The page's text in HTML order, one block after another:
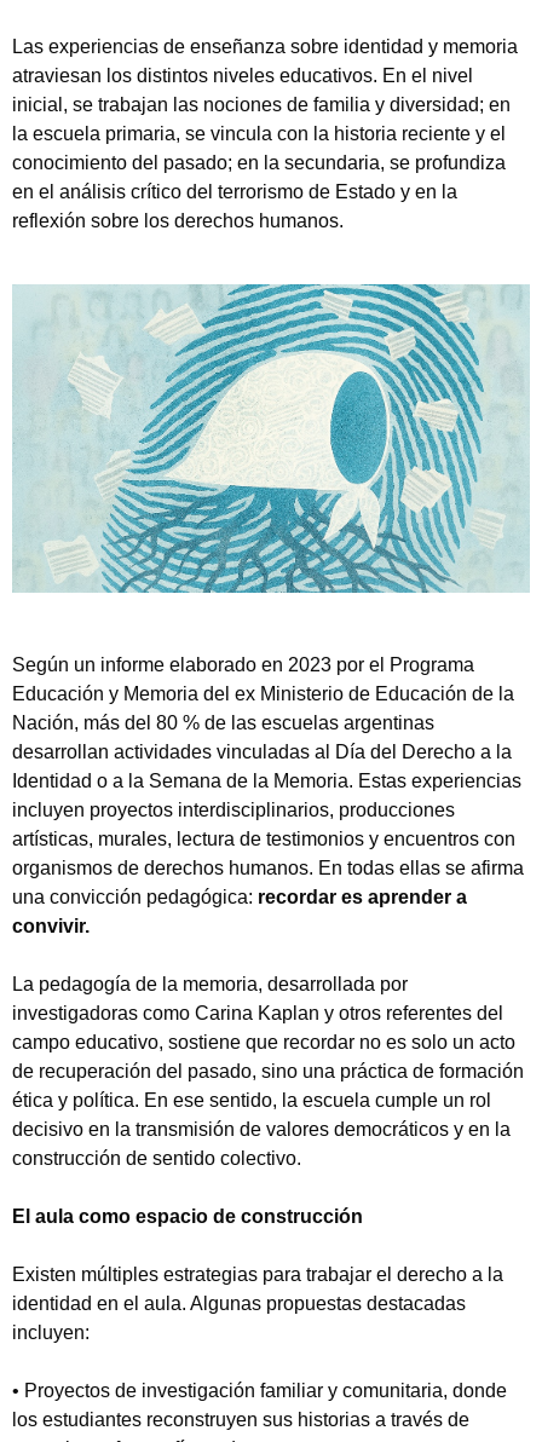
Las experiencias de enseñanza sobre identidad y memoria
atraviesan los distintos niveles educativos. En el nivel
inicial, se trabajan las nociones de familia y diversidad; en
la escuela primaria, se vincula con la historia reciente y el
conocimiento del pasado; en la secundaria, se profundiza
en el análisis crítico del terrorismo de Estado y en la
reflexión sobre los derechos humanos.
Según un informe elaborado en 2023 por el Programa
Educación y Memoria del ex Ministerio de Educación de la
Nación, más del 80 % de las escuelas argentinas
desarrollan actividades vinculadas al Día del Derecho a la
Identidad o a la Semana de la Memoria. Estas experiencias
incluyen proyectos interdisciplinarios, producciones
artísticas, murales, lectura de testimonios y encuentros con
organismos de derechos humanos. En todas ellas se afirma
una convicción pedagógica: recordar es aprender a
convivir.
La pedagogía de la memoria, desarrollada por
investigadoras como Carina Kaplan y otros referentes del
campo educativo, sostiene que recordar no es solo un acto
de recuperación del pasado, sino una práctica de formación
ética y política. En ese sentido, la escuela cumple un rol
decisivo en la transmisión de valores democráticos y en la
construcción de sentido colectivo.
El aula como espacio de construcción
Existen múltiples estrategias para trabajar el derecho a la
identidad en el aula. Algunas propuestas destacadas
incluyen:
• Proyectos de investigación familiar y comunitaria, donde
los estudiantes reconstruyen sus historias a través de